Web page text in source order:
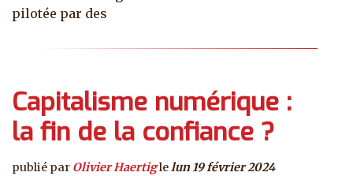
pilotée par des
Capitalisme numérique :
la fin de la confiance ?
publié par Olivier Haertiglelun 19 février 2024